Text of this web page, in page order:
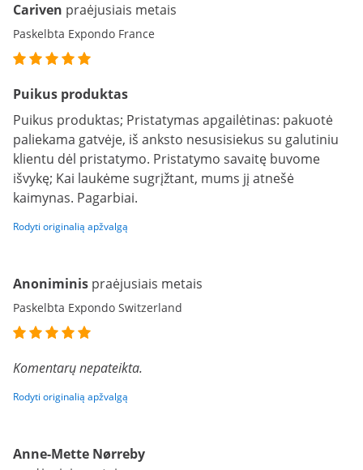
Cariven praėjusiais metais
Paskelbta Expondo France
Puikus produktas
Puikus produktas; Pristatymas apgailėtinas: pakuotė
paliekama gatvėje, iš anksto nesusisiekus su galutiniu
klientu dėl pristatymo. Pristatymo savaitę buvome
išvykę; Kai laukėme sugrįžtant, mums jį atnešė
kaimynas. Pagarbiai.
Rodyti originalią apžvalgą
Anoniminis praėjusiais metais
Paskelbta Expondo Switzerland
Komentarų nepateikta.
Rodyti originalią apžvalgą
Anne-Mette Nørreby